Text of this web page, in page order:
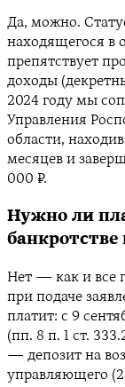
Да, можно.
находящегося в
препятствует
доходы
2024 году мы
Управления
области,
месяцев и
000 ₽.
Нужно ли
банкротстве
Нет — как и все
при подаче
платит: с 9
(пп. 8 п. 1 ст.
— депозит на
управляющего